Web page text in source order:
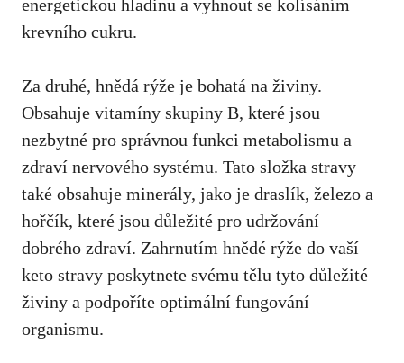
⁢energetickou hladinu a vyhnout se kolísáním
krevního cukru.
Za druhé, hnědá rýže je ‌bohatá na živiny.
Obsahuje vitamíny skupiny B, které jsou
nezbytné pro správnou funkci metabolismu a
zdraví nervového systému. Tato složka stravy ​
také obsahuje minerály,‌ jako je draslík, železo ‍a
hořčík, které jsou důležité pro udržování
dobrého zdraví. ⁤Zahrnutím hnědé rýže do vaší
keto ‍stravy poskytnete svému tělu tyto důležité
živiny a ‍podpoříte optimální⁢ fungování
organismu.